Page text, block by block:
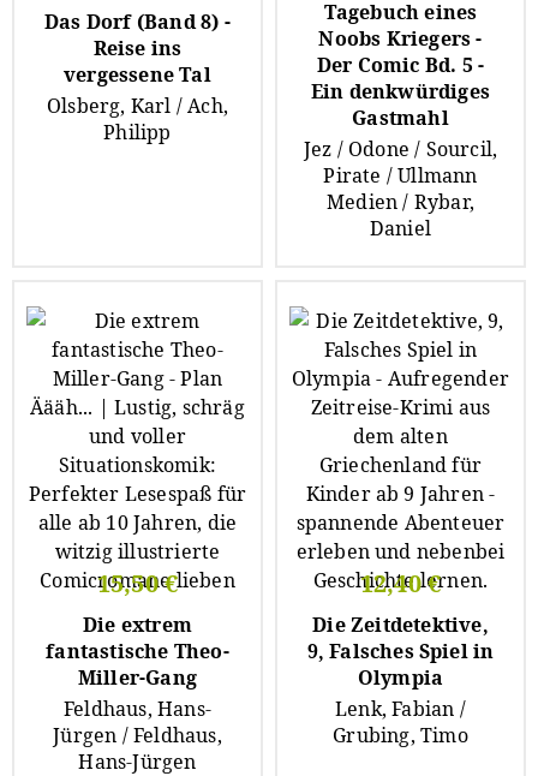
Das Dorf (Band 8) -
Reise ins
vergessene Tal
Olsberg, Karl / Ach,
Philipp
Tagebuch eines
Noobs Kriegers -
Der Comic Bd. 5 -
Ein denkwürdiges
Gastmahl
Jez / Odone / Sourcil,
Pirate / Ullmann
Medien / Rybar,
Daniel
15,50 €
Die extrem
fantastische Theo-
Miller-Gang
Feldhaus, Hans-
Jürgen / Feldhaus,
Hans-Jürgen
12,40 €
Die Zeitdetektive,
9, Falsches Spiel in
Olympia
Lenk, Fabian /
Grubing, Timo